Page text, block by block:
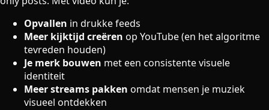
Opvallen in drukke feeds
Meer kijktijd creëren op YouTube (en het algoritme
tevreden houden)
Je merk bouwen met een consistente visuele
identiteit
Meer streams pakken omdat mensen je muziek
visueel ontdekken